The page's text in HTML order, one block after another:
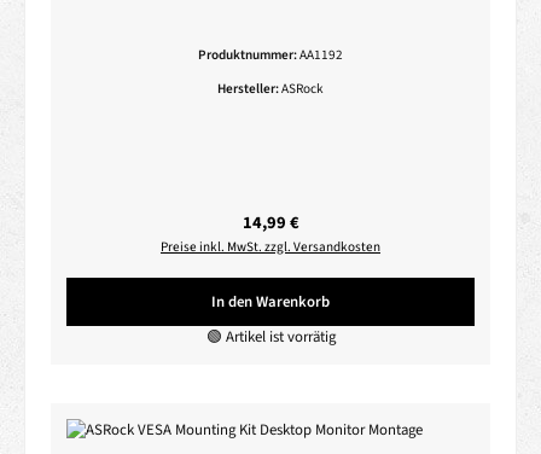
Produktnummer:AA1192
Hersteller:ASRock
Regulärer Preis:
14,99 €
Preise inkl. MwSt. zzgl. Versandkosten
In den Warenkorb
🟢 Artikel ist vorrätig